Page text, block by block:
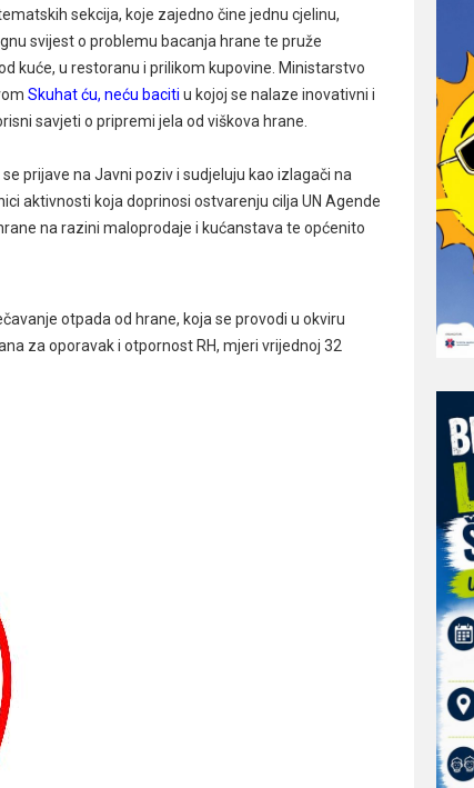
sekcija, koje zajedno čine jednu cjelinu,
svijest o problemu bacanja hrane te pruže
kuće, u restoranu i prilikom kupovine. Ministarstvo
Skuhat ću, neću baciti u kojoj se nalaze inovativni i
savjeti o pripremi jela od viškova hrane.
prijave na Javni poziv i sudjeluju kao izlagači na
aktivnosti koja doprinosi ostvarenju cilja UN Agende
na razini maloprodaje i kućanstava te općenito
otpada od hrane, koja se provodi u okviru
za oporavak i otpornost RH, mjeri vrijednoj 32